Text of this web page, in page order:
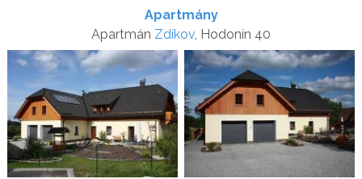
Apartmány
Apartmán Zdíkov, Hodonín 40